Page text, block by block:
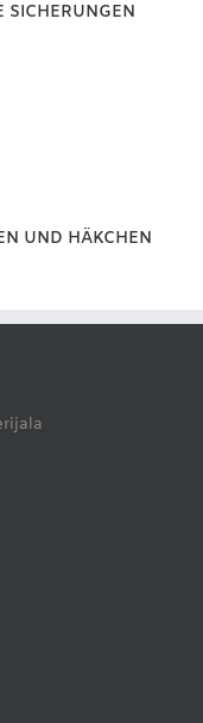
SICHERUNGEN
UND HÄKCHEN